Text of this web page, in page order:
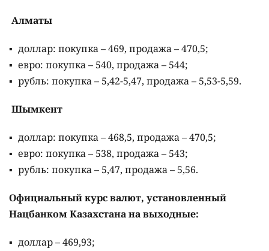
Алматы
доллар: покупка – 469, продажа – 470,5;
евро: покупка – 540, продажа – 544;
рубль: покупка – 5,42-5,47, продажа – 5,53-5,59.
Шымкент
доллар: покупка – 468,5, продажа – 470,5;
евро: покупка – 538, продажа – 543;
рубль: покупка – 5,47, продажа – 5,56.
Официальный курс валют, установленный
Нацбанком Казахстана на выходные:
доллар – 469,93;